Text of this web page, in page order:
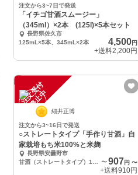
注文から3~7日で発送
「イチゴ甘酒スムージー」
（345ml）×2本 (125l)×5本セット
長野県佐久市
125mL×5本、345mL×2本
4,500円
+送料2,200円
注
文
受
付
停
止
中
細井正博
注文から3~16日で発送
○ストレートタイプ「手作り甘酒」自
家栽培もち米100%と米麹
長野県安曇野市
〜907円〜
+送料910円